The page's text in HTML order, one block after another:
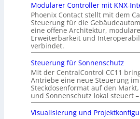
Modularer Controller mit KNX-
Phoenix Contact stellt mit dem
Steuerung für die
eine offene Architektur, modulare
Erweiterbarkeit und
verbindet.
Steuerung für Sonnenschutz
Mit der CentralControl CC11
Antriebe eine neue Steuerung im
Steckdosenformat auf den
und Sonnenschutz lokal steuert
Visualisierung und